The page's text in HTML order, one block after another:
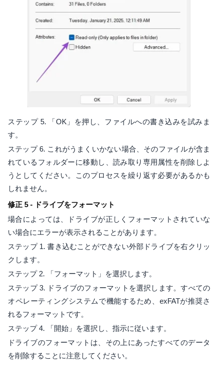
ステップ 5. 「OK」を押し、ファイルへの書き込みを試みま
す。
ステップ 6. これがうまくいかない場合、そのファイルが含ま
れているフォルダーに移動し、読み取り専用属性を削除しよ
うとしてください。このプロセスを繰り返す必要があるかも
しれません。
修正 5 - ドライブをフォーマット
場合によっては、ドライブが正しくフォーマットされていな
い場合にエラーが表示されることがあります。
ステップ 1. 書き込むことができない外部ドライブを右クリッ
クします。
ステップ 2. 「フォーマット」を選択します。
ステップ 3. ドライブのフォーマットを選択します。すべての
オペレーティングシステムで機能するため、exFATが推奨さ
れるフォーマットです。
ステップ 4. 「開始」を選択し、指示に従います。
ドライブのフォーマットは、その上にあったすべてのデータ
を削除することに注意してください。